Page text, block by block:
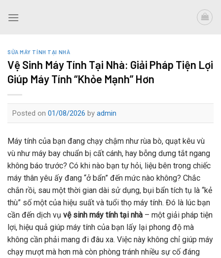
SỬA MÁY TÍNH TẠI NHÀ
Vệ Sinh Máy Tính Tại Nhà: Giải Pháp Tiện Lợi
Giúp Máy Tính “Khỏe Mạnh” Hơn
Posted on 01/08/2026 by admin
Máy tính của bạn đang chạy chậm như rùa bò, quạt kêu vù
vù như máy bay chuẩn bị cất cánh, hay bỗng dưng tắt ngang
không báo trước? Có khi nào bạn tự hỏi, liệu bên trong chiếc
máy thân yêu ấy đang “ở bẩn” đến mức nào không? Chắc
chắn rồi, sau một thời gian dài sử dụng, bụi bẩn tích tụ là “kẻ
thù” số một của hiệu suất và tuổi thọ máy tính. Đó là lúc bạn
cần đến dịch vụ vệ sinh máy tính tại nhà – một giải pháp tiện
lợi, hiệu quả giúp máy tính của bạn lấy lại phong độ mà
không cần phải mang đi đâu xa. Việc này không chỉ giúp máy
chạy mượt mà hơn mà còn phòng tránh nhiều sự cố đáng